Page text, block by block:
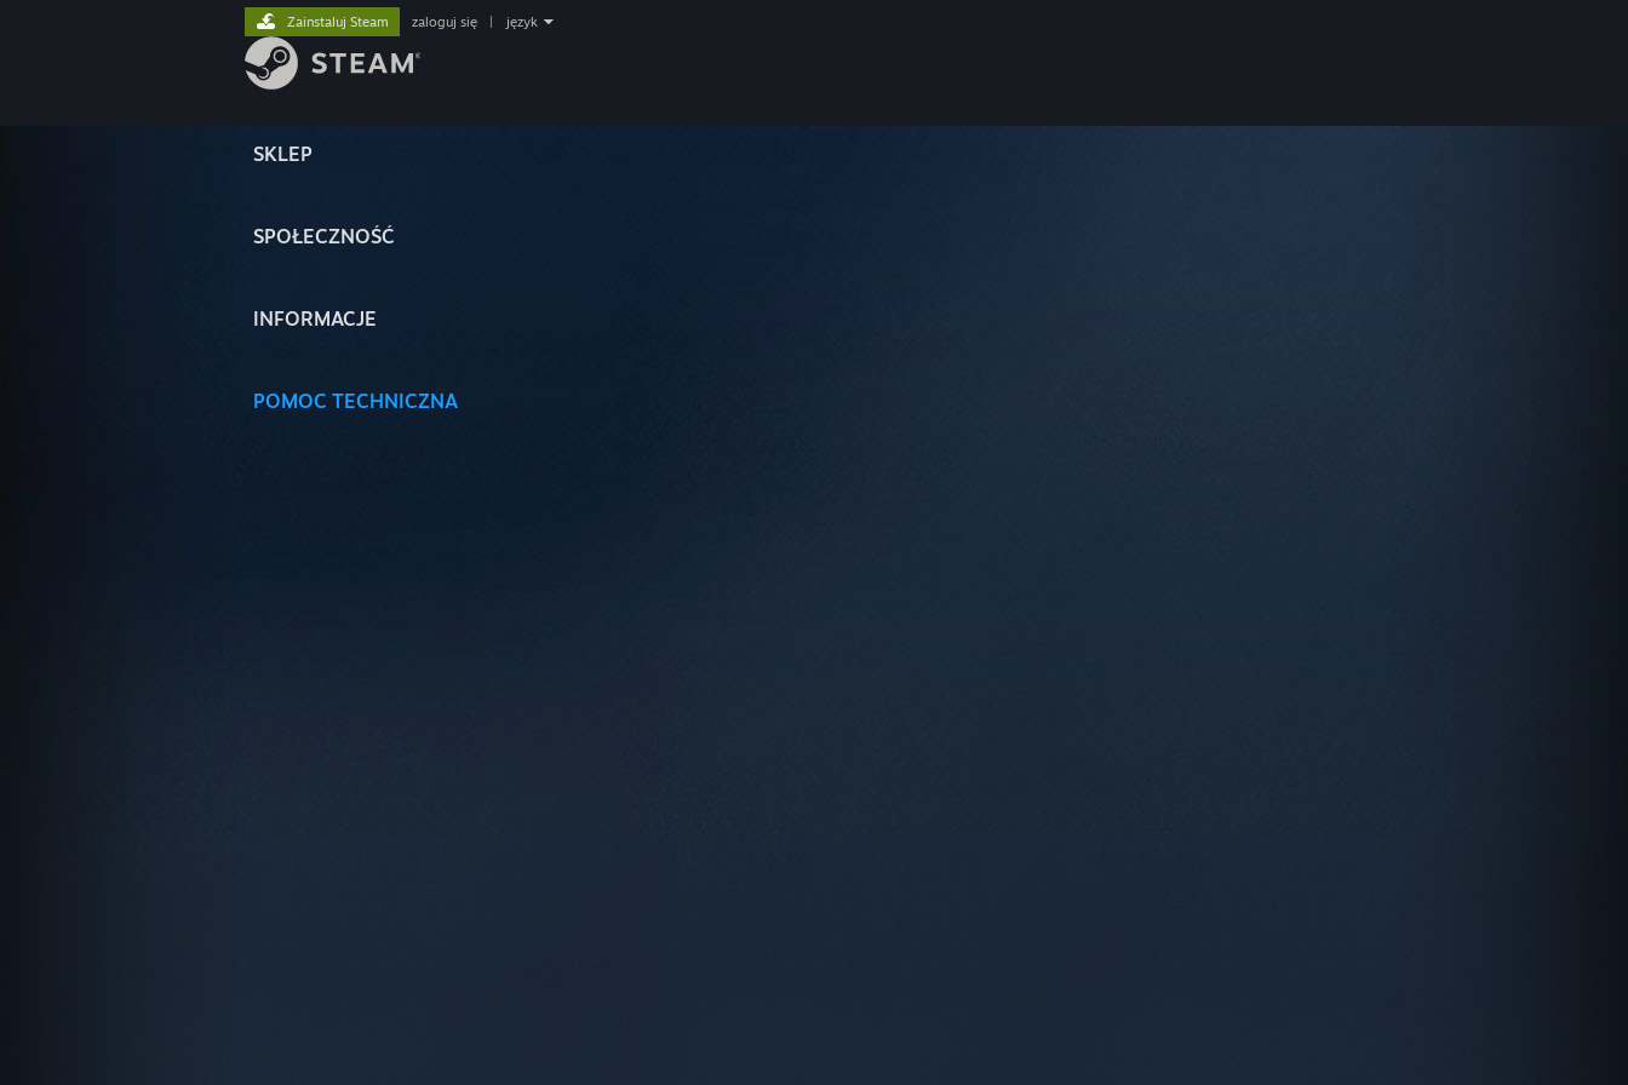
SKLEP
SPOŁECZNOŚĆ
INFORMACJE
POMOC TECHNICZNA
Zainstaluj Steam zaloguj się język